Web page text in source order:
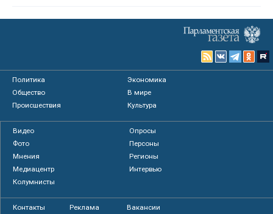
Политика
Экономика
Общество
В мире
Происшествия
Культура
Видео
Опросы
Фото
Персоны
Мнения
Регионы
Медиацентр
Интервью
Колумнисты
Контакты Реклама Вакансии